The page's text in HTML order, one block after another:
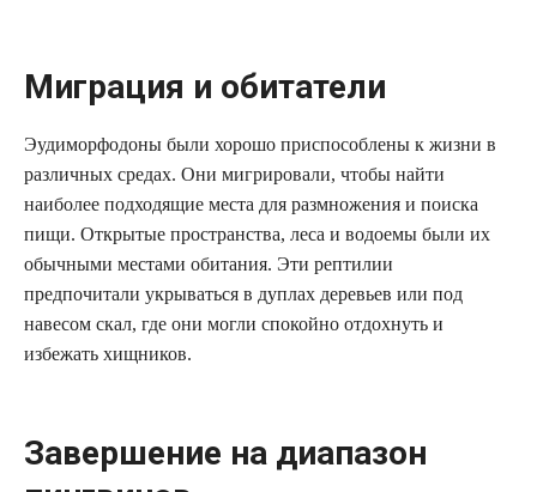
Миграция и обитатели
Эудиморфодоны были хорошо приспособлены к жизни в
различных средах. Они мигрировали, чтобы найти
наиболее подходящие места для размножения и поиска
пищи. Открытые пространства, леса и водоемы были их
обычными местами обитания. Эти рептилии
предпочитали укрываться в дуплах деревьев или под
навесом скал, где они могли спокойно отдохнуть и
избежать хищников.
Завершение на диапазон